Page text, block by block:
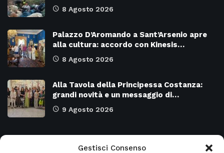
Gestisci Consenso
8 Agosto 2026
Palazzo D’Aromando a Sant’Arsenio apre
alla cultura: accordo con Kinesis…
8 Agosto 2026
Alla Tavola della Principessa Costanza:
grandi novità e un messaggio di…
9 Agosto 2026